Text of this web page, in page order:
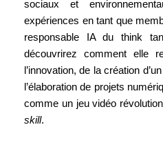
sociaux et
expériences en tant que
responsable IA du think
découvrirez comment elle
l’innovation, de la création
l’élaboration de projets
comme un jeu vidéo
skill.